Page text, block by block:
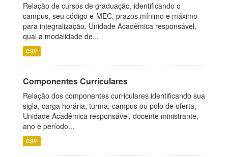
Relação de cursos de graduação, identificando o
campus, seu código e-MEC, prazos mínimo e máximo
para integralização, Unidade Acadêmica responsável,
qual a modalidade de...
CSV
Componentes Curriculares
Relação dos componentes curriculares identificando sua
sigla, carga horária, turma, campus ou polo de oferta,
Unidade Acadêmica responsável, docente ministrante,
ano e período...
CSV